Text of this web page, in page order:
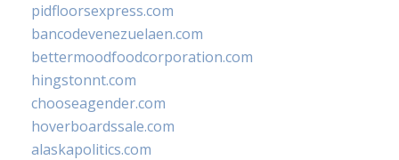
pidfloorsexpress.com
bancodevenezuelaen.com
bettermoodfoodcorporation.com
hingstonnt.com
chooseagender.com
hoverboardssale.com
alaskapolitics.com